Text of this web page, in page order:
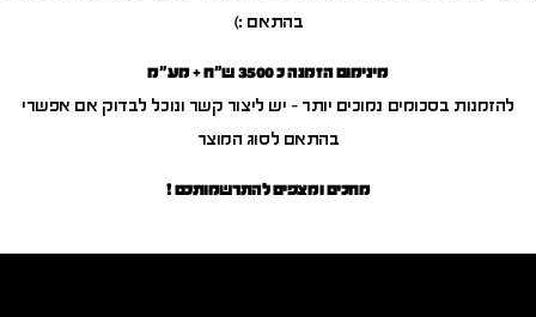
בהתאם :)
מינימום הזמנה כ 3500 ש"ח + מע"מ
להזמנות בסכומים נמוכים יותר – יש ליצור קשר ונוכל לבדוק אם אפשרי
בהתאם לסוג המוצר
מחכים ומצפים להתרשמותכם !